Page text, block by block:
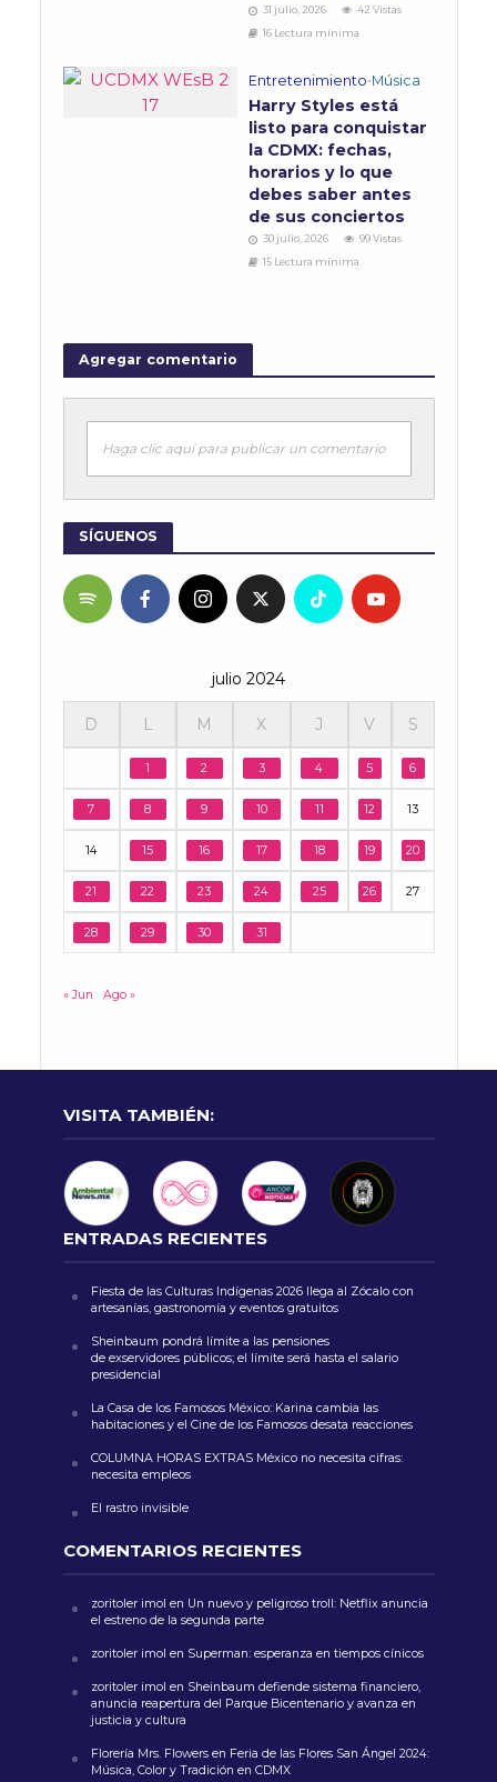
31 julio, 2026
42 Vistas
16 Lectura mínima
Entretenimiento•Música
Harry Styles está
listo para conquistar
la CDMX: fechas,
horarios y lo que
debes saber antes
de sus conciertos
30 julio, 2026
99 Vistas
15 Lectura mínima
Agregar comentario
Haga clic aquí para publicar un comentario
SÍGUENOS
julio 2024
D L M X J V S
1 2 3 4 5 6
7 8 9 10 11 12 13
14 15 16 17 18 19 20
21 22 23 24 25 26 27
28 29 30 31
« Jun Ago »
VISITA TAMBIÉN:
ENTRADAS RECIENTES
Fiesta de las Culturas Indígenas 2026 llega al Zócalo con
artesanías, gastronomía y eventos gratuitos
Sheinbaum pondrá límite a las pensiones
de exservidores públicos; el límite será hasta el salario
presidencial
La Casa de los Famosos México: Karina cambia las
habitaciones y el Cine de los Famosos desata reacciones
COLUMNA HORAS EXTRAS México no necesita cifras:
necesita empleos
El rastro invisible
COMENTARIOS RECIENTES
zoritoler imol en Un nuevo y peligroso troll: Netflix anuncia
el estreno de la segunda parte
zoritoler imol en Superman: esperanza en tiempos cínicos
zoritoler imol en Sheinbaum defiende sistema financiero,
anuncia reapertura del Parque Bicentenario y avanza en
justicia y cultura
Florería Mrs. Flowersen Feria de las Flores San Ángel 2024:
Música, Color y Tradición en CDMX